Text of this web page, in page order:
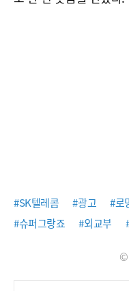
#SK텔레콤 #광고 #로
#슈퍼그랑죠
#외교부